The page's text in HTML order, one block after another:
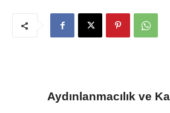
Aydınlanmacılık ve